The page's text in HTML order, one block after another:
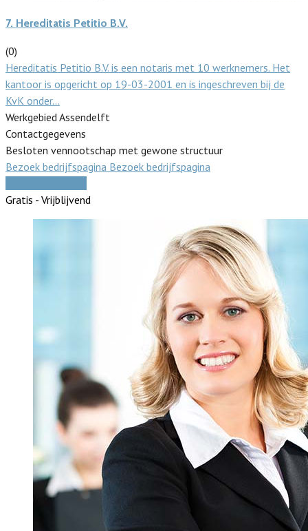
7. Hereditatis Petitio B.V.
(0)
Hereditatis Petitio B.V. is een notaris met 10 werknemers. Het
kantoor is opgericht op 19-03-2001 en is ingeschreven bij de
KvK onder…
Werkgebied Assendelft
Contactgegevens
Besloten vennootschap met gewone structuur
Bezoek bedrijfspagina Bezoek bedrijfspagina
Gratis - Vrijblijvend